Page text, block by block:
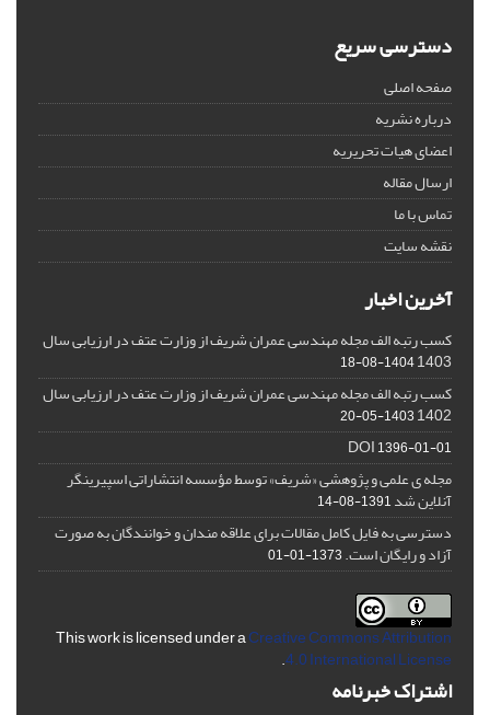
دسترسی سریع
صفحه اصلی
درباره نشریه
اعضای هیات تحریریه
ارسال مقاله
تماس با ما
نقشه سایت
آخرین اخبار
کسب رتبه الف مجله مهندسی عمران شریف از وزارت عتف در ارزیابی سال
1403
1404-08-18
کسب رتبه الف مجله مهندسی عمران شریف از وزارت عتف در ارزیابی سال
1402
1403-05-20
DOI1396-01-01
مجله ی علمی و پژوهشی «شریف» توسط مؤسسه انتشاراتی اسپیرینگر
آنلاین شد1391-08-14
دسترسی به فایل کامل مقالات برای علاقه مندان و خوانندگان به صورت
آزاد و رایگان است.1373-01-01
This work is licensed under aCreative Commons Attribution
4.0 International License
.
اشتراک خبرنامه